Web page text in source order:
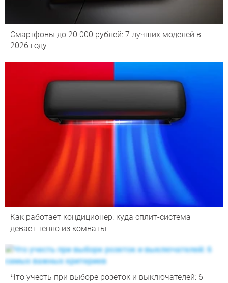
Смартфоны до 20 000 рублей: 7 лучших моделей в
2026 году
Как работает кондиционер: куда сплит-система
девает тепло из комнаты
Что учесть при выборе розеток и выключателей: 6